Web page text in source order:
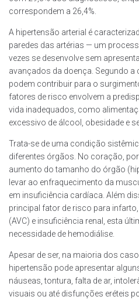
correspondem a 26,4%.
A hipertensão arterial é
paredes das artérias — um
vezes se desenvolve sem
avançados da doença. Segundo
podem contribuir para o
fatores de risco envolvem a
vida inadequados, como
excessivo de álcool, obesidade e
Trata-se de uma condição
diferentes órgãos. No coração,
aumento do tamanho do órgão
levar ao enfraquecimento da
em insuficiência cardíaca. Além
principal fator de risco para
(AVC) e insuficiência renal, esta
necessidade de hemodiálise.
Apesar de ser, na maioria dos
hipertensão pode apresentar
náuseas, tontura, falta de ar,
visuais ou até disfunções eréteis